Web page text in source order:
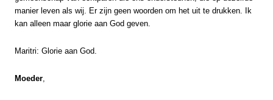
manier leven als wij. Er zijn geen woorden om het uit te drukken. Ik
kan alleen maar glorie aan God geven.
Maritri: Glorie aan God.
Moeder